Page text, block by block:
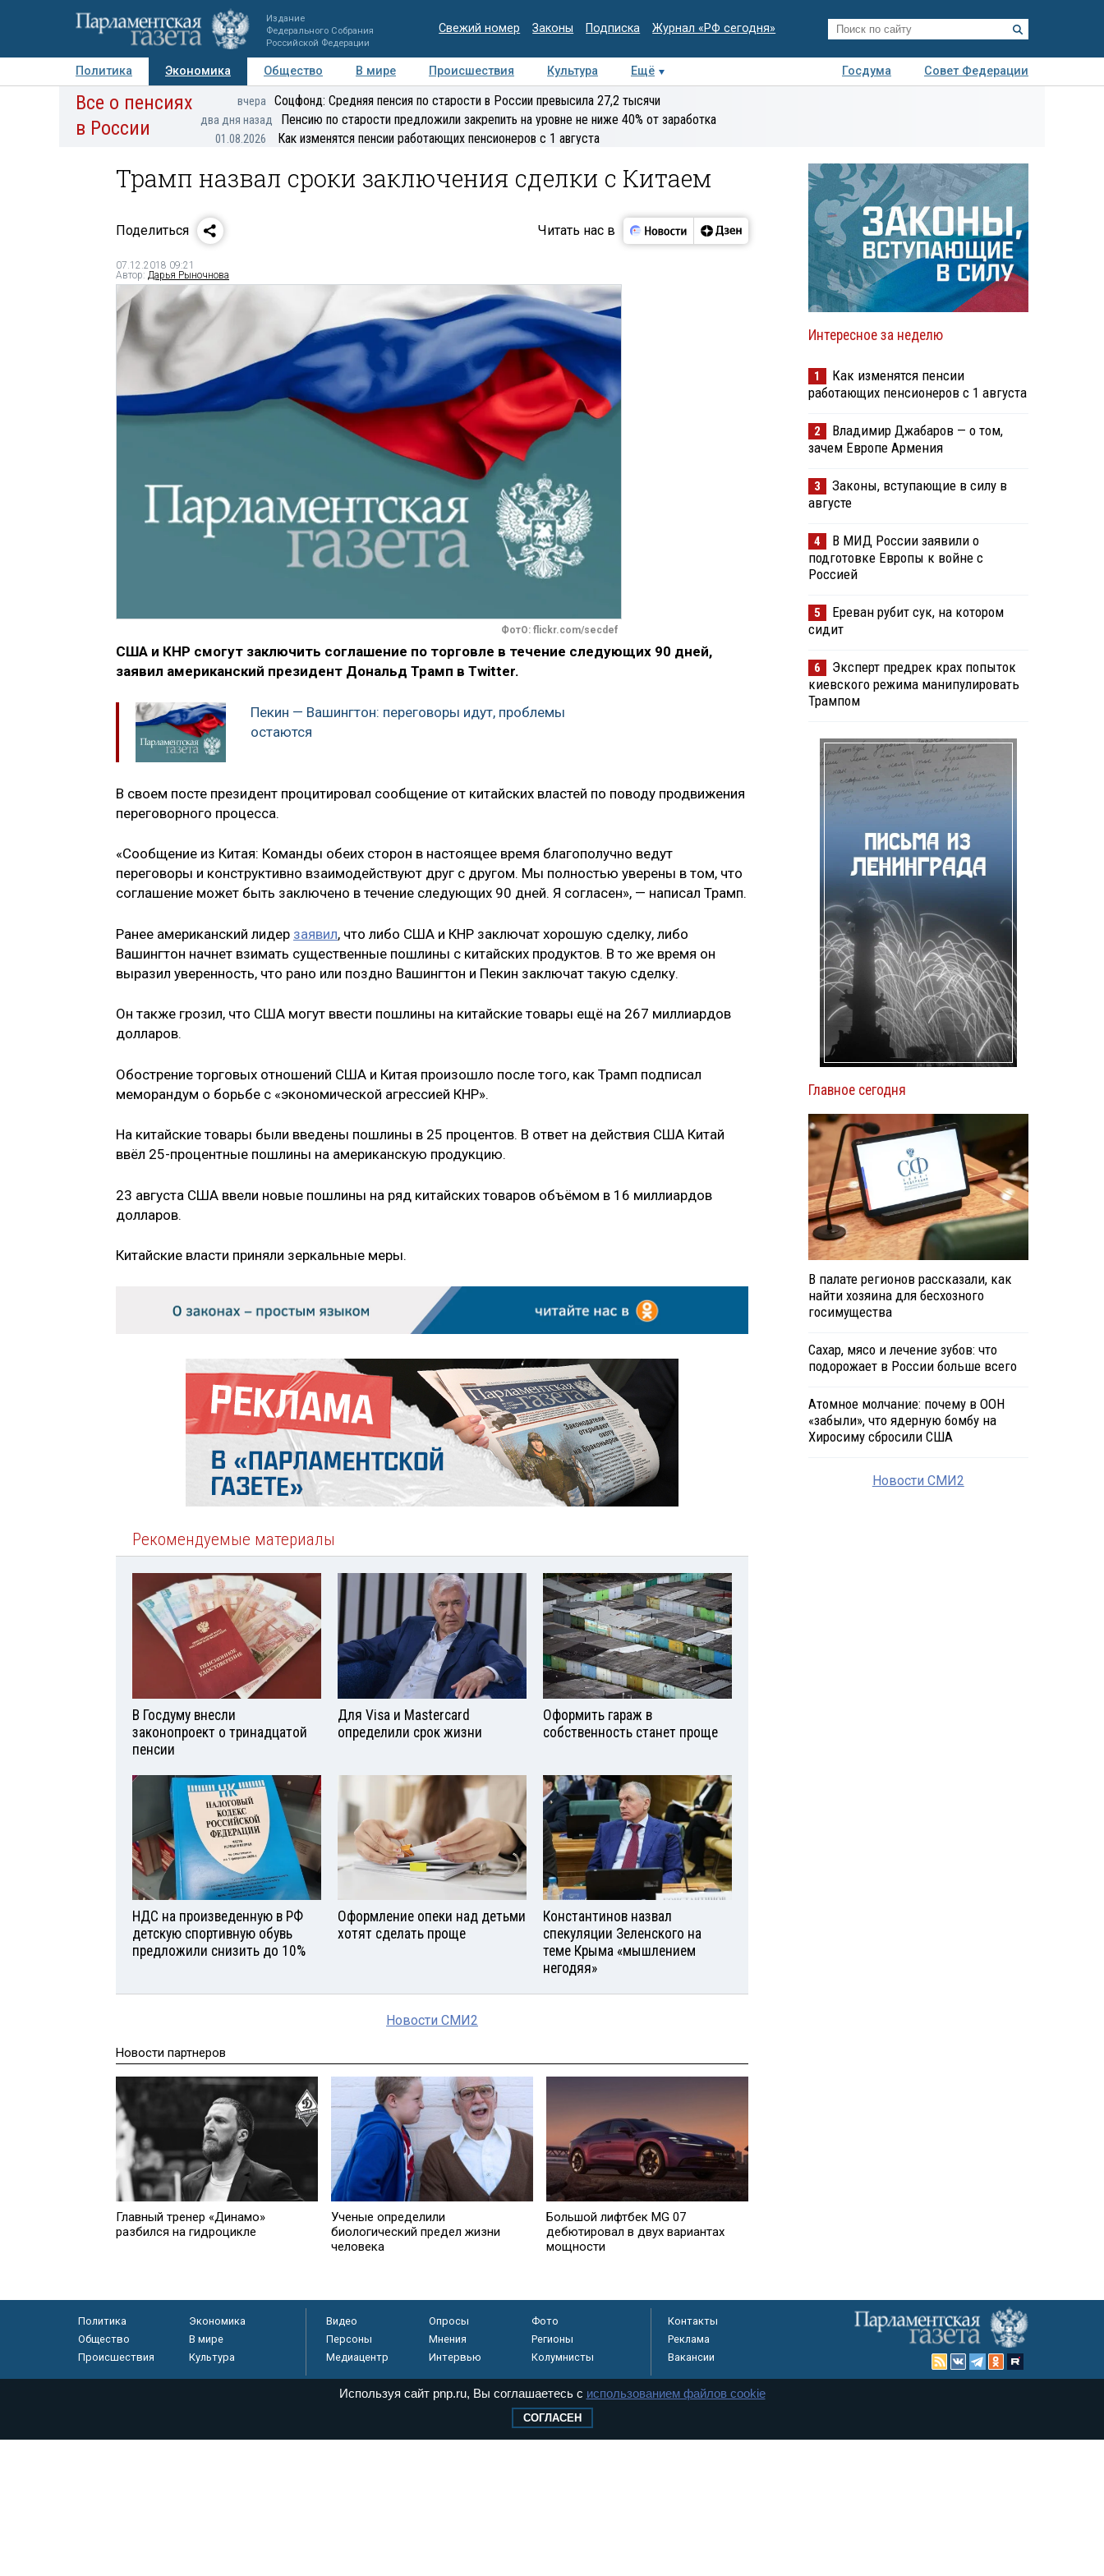
Издание
Федерального Собрания
Российской Федерации
Свежий номер Законы Подписка Журнал «РФ сегодня»
Политика Экономика Общество В мире Происшествия Культура Ещё Госдума
Совет Федерации
Авторы Персоны Мнения Регионы Медиацентр Интервью Колумнисты
экспертиза
Все о пенсиях
в России
вчера Соцфонд: Средняя пенсия по старости в России превысила 27,2 тысячи
два дня назад Пенсию по старости предложили закрепить на уровне не ниже 40% от заработка
01.08.2026 Как изменятся пенсии работающих пенсионеров с 1 августа
Трамп назвал сроки заключения сделки с Китаем
Поделиться Читать нас в
07.12.2018 09:21
Автор: Дарья Рыночнова
ФотО: flickr.com/secdef
США и КНР смогут заключить соглашение по торговле в течение следующих 90 дней,
заявил американский президент Дональд Трамп в Twitter.
Пекин — Вашингтон: переговоры идут, проблемы
остаются
В своем посте президент процитировал сообщение от китайских властей по поводу продвижения
переговорного процесса.
«Сообщение из Китая: Команды обеих сторон в настоящее время благополучно ведут
переговоры и конструктивно взаимодействуют друг с другом. Мы полностью уверены в том, что
соглашение может быть заключено в течение следующих 90 дней. Я согласен», — написал Трамп.
Ранее американский лидер заявил, что либо США и КНР заключат хорошую сделку, либо
Вашингтон начнет взимать существенные пошлины с китайских продуктов. В то же время он
выразил уверенность, что рано или поздно Вашингтон и Пекин заключат такую сделку.
Он также грозил, что США могут ввести пошлины на китайские товары ещё на 267 миллиардов
долларов.
Обострение торговых отношений США и Китая произошло после того, как Трамп подписал
меморандум о борьбе с «экономической агрессией КНР».
На китайские товары были введены пошлины в 25 процентов. В ответ на действия США Китай
ввёл 25-процентные пошлины на американскую продукцию.
23 августа США ввели новые пошлины на ряд китайских товаров объёмом в 16 миллиардов
долларов.
Китайские власти приняли зеркальные меры.
Рекомендуемые материалы
В Госдуму внесли
законопроект о тринадцатой
пенсии
Для Visа и Mastercard
определили срок жизни
Оформить гараж в
собственность станет проще
НДС на произведенную в РФ
детскую спортивную обувь
предложили снизить до 10%
Оформление опеки над детьми
хотят сделать проще
Константинов назвал
спекуляции Зеленского на
теме Крыма «мышлением
негодяя»
Новости СМИ2
Новости партнеров
Главный тренер «Динамо»
разбился на гидроцикле
Ученые определили
биологический предел жизни
человека
Большой лифтбек MG 07
дебютировал в двух вариантах
мощности
Интересное за неделю
1
Как изменятся пенсии
работающих пенсионеров с 1 августа
2
Владимир Джабаров — о том,
зачем Европе Армения
3
Законы, вступающие в силу в
августе
4
В МИД России заявили о
подготовке Европы к войне с
Россией
5
Ереван рубит сук, на котором
сидит
6
Эксперт предрек крах попыток
киевского режима манипулировать
Трампом
Главное сегодня
В палате регионов рассказали, как
найти хозяина для бесхозного
госимущества
Сахар, мясо и лечение зубов: что
подорожает в России больше всего
Атомное молчание: почему в ООН
«забыли», что ядерную бомбу на
Хиросиму сбросили США
Новости СМИ2
Политика
Экономика
Общество
В мире
Происшествия
Культура
Видео Опросы
Фото
Персоны
Мнения
Регионы
Медиацентр
Интервью Колумнисты
Контакты
Реклама
Вакансии
Федеральной службе по надзору в сфере связи, информационных технологий и
Используя сайт pnp.ru, Вы соглашаетесь с использованием файлов cookie
СОГЛАСЕН